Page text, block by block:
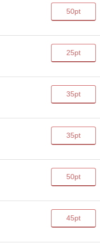
50pt
25pt
35pt
35pt
50pt
45pt